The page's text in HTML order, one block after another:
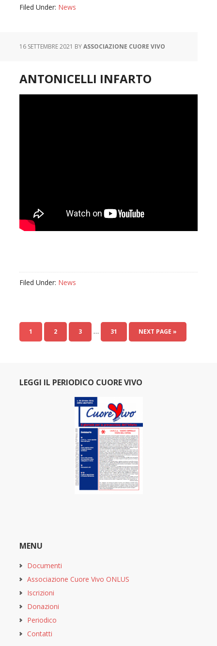
Filed Under: News
16 SETTEMBRE 2021 BYASSOCIAZIONE CUORE VIVO
ANTONICELLI INFARTO
Filed Under: News
1 2 3 … 31 NEXT PAGE »
LEGGI IL PERIODICO CUORE VIVO
MENU
Documenti
Associazione Cuore Vivo ONLUS
Iscrizioni
Donazioni
Periodico
Contatti